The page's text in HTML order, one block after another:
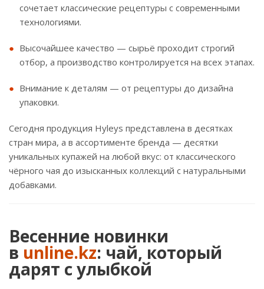
сочетает классические рецептуры с современными
технологиями.
Высочайшее качество — сырьё проходит строгий
отбор, а производство контролируется на всех этапах.
Внимание к деталям — от рецептуры до дизайна
упаковки.
Сегодня продукция Hyleys представлена в десятках
стран мира, а в ассортименте бренда — десятки
уникальных купажей на любой вкус: от классического
чёрного чая до изысканных коллекций с натуральными
добавками.
Весенние новинки
в unline.kz: чай, который
дарят с улыбкой